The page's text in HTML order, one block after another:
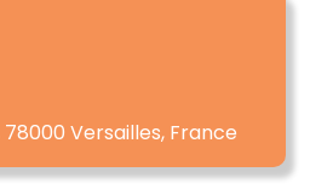
78000 Versailles, France